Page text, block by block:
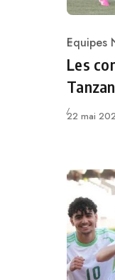
Category
Equipes
Les
Publié
22 mai